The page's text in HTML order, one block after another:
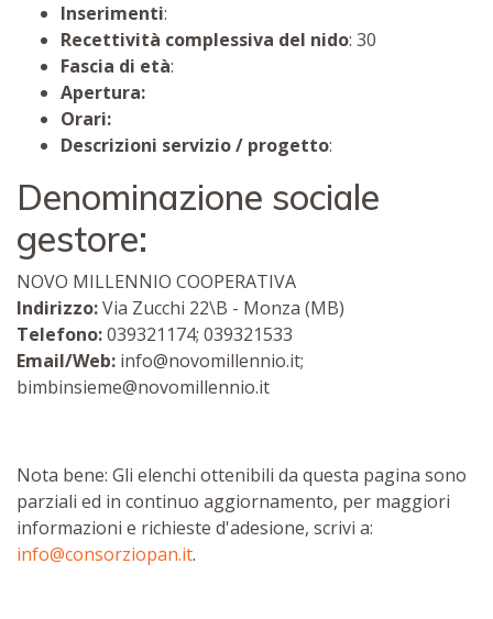
Inserimenti:
Recettività complessiva del nido: 30
Fascia di età:
Apertura:
Orari:
Descrizioni servizio / progetto:
Denominazione sociale
gestore:
NOVO MILLENNIO COOPERATIVA
Indirizzo:Via Zucchi 22\B - Monza (MB)
Telefono:039321174; 039321533
Email/Web: info@novomillennio.it;
bimbinsieme@novomillennio.it
Nota bene: Gli elenchi ottenibili da questa pagina sono
parziali ed in continuo aggiornamento, per maggiori
informazioni e richieste d'adesione, scrivi a:
info@consorziopan.it.